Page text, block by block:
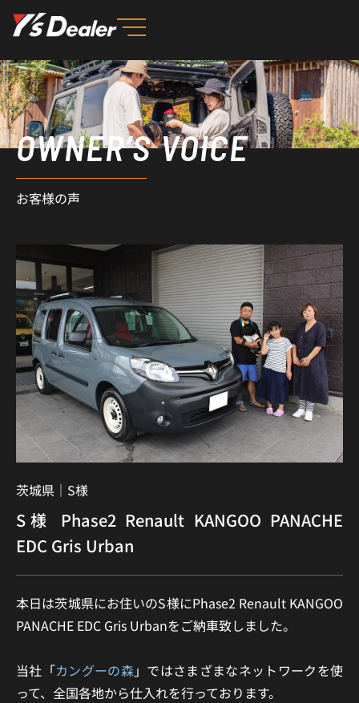
を
ス
キ
ッ
プ OWNER’S VOICE
お客様の声
茨城県｜ S様
S様 Phase2 Renault KANGOO PANACHE
EDC Gris Urban
本日は茨城県にお住いのS様にPhase2 Renault KANGOO
PANACHE EDC Gris Urbanをご納車致しました。
当社「カングーの森」ではさまざまなネットワークを使
って、全国各地から仕入れを行っております。